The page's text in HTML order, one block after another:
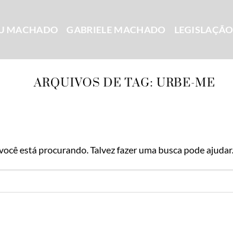
MACHADO GABRIELE MACHADO LEGISLAÇÃO
ARQUIVOS DE TAG: URBE-ME
está procurando. Talvez fazer uma busca pode ajudar.